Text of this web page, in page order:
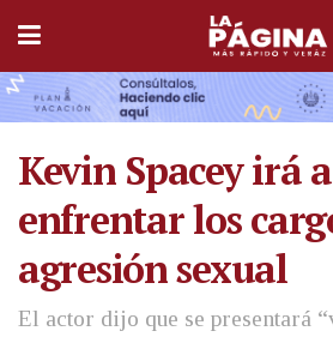
Kevin Spacey irá
enfrentar los
agresión sexual
El actor dijo que se presentará